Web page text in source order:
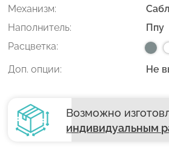
Механизм:
Наполнитель:
Ппу
Расцветка:
Доп. опции:
Не
Возможно
индивидуальным